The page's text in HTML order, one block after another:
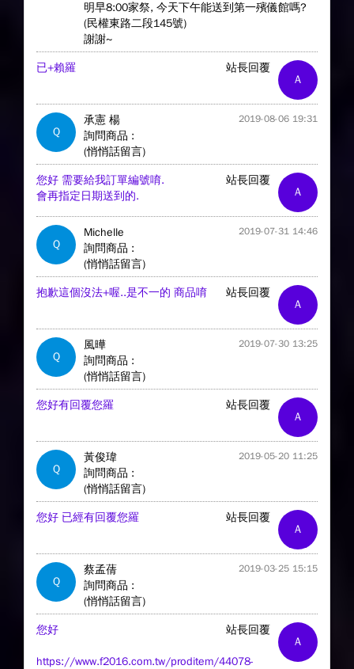
明早8:00家祭, 今天下午能送到第一殯儀館嗎?
(民權東路二段145號)
謝謝~
A
站長回覆
已+賴羅
Q
承憲 楊 2019-08-06 19:31
詢問商品 :
(悄悄話留言)
A
站長回覆
您好 需要給我訂單編號唷.
會再指定日期送到的.
Q
Michelle 2019-07-31 14:46
詢問商品 :
(悄悄話留言)
A
站長回覆
抱歉這個沒法+喔..是不一的 商品唷
Q
風曄 2019-07-30 13:25
詢問商品 :
(悄悄話留言)
A
站長回覆
您好有回覆您羅
Q
黃俊瑋 2019-05-20 11:25
詢問商品 :
(悄悄話留言)
A
站長回覆
您好 已經有回覆您羅
Q
蔡孟蒨 2019-03-25 15:15
詢問商品 :
(悄悄話留言)
A
站長回覆
您好
https://www.f2016.com.tw/proditem/44078-